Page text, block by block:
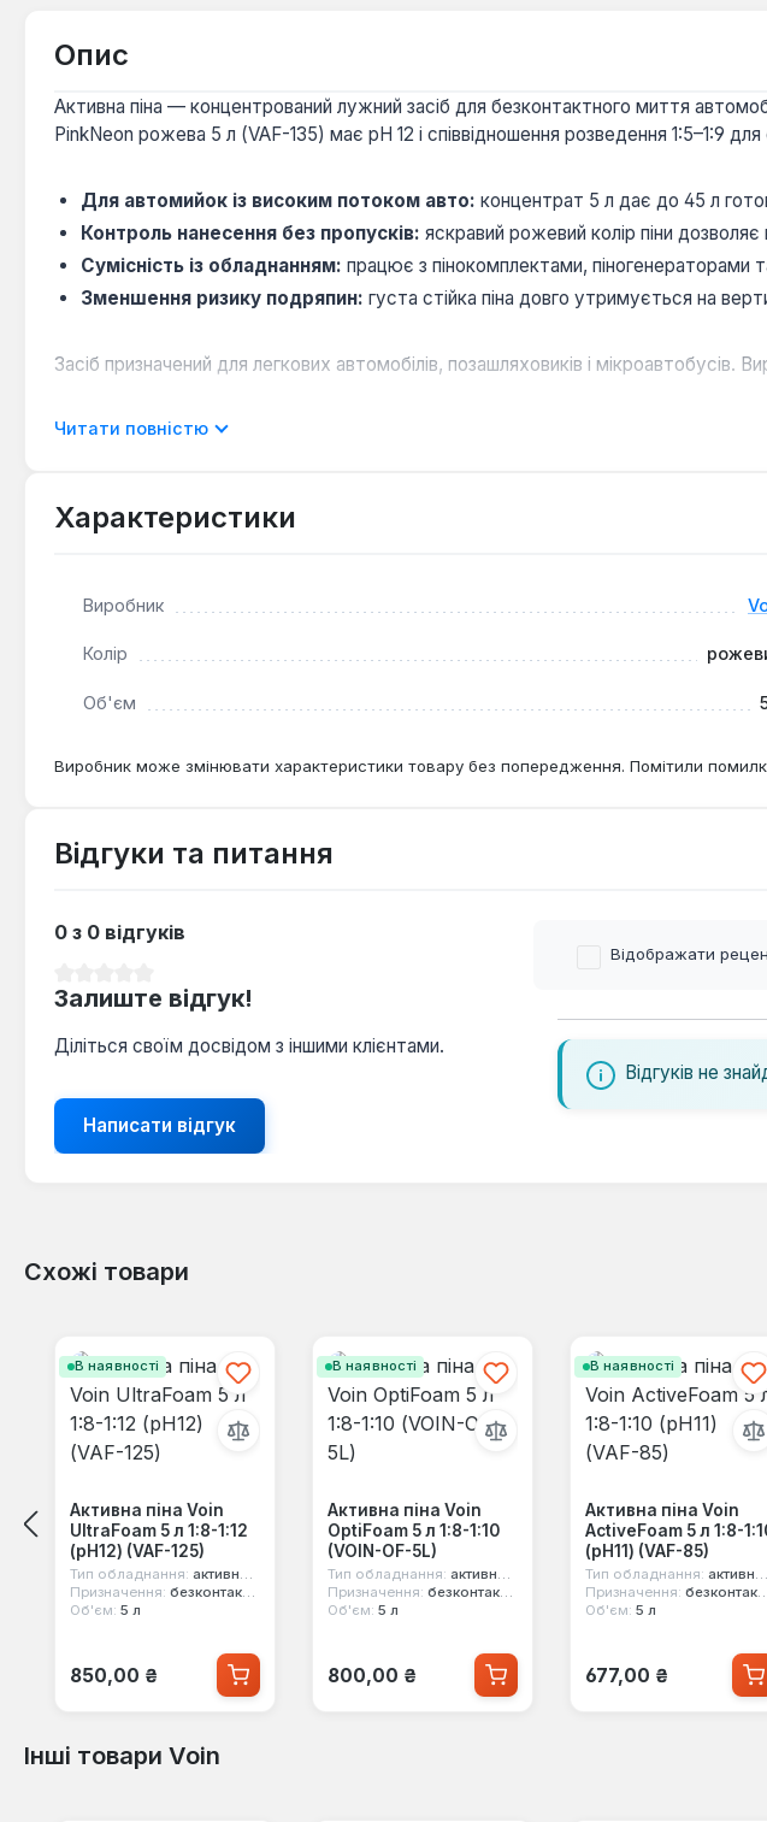
Опис
Активна піна — концентрований лужний засіб для безконтактного миття
PinkNeon рожева 5 л (VAF-135) має pH 12 і співвідношення розведення 1:5–1:9
Для автомийок із високим потоком авто: концентрат 5 л дає до 45 л
Контроль нанесення без пропусків: яскравий рожевий колір піни дозволяє
Сумісність із обладнанням: працює з пінокомплектами,
Зменшення ризику подряпин: густа стійка піна довго утримується на
Засіб призначений для легкових автомобілів, позашляховиків і мікроавтобусів.
обладнання.
Читати повністю
Характеристики
Виробник
Колір
Об'єм
Виробник може змінювати характеристики товару без попередження. Помітили
Відгуки та питання
0 з 0 відгуків
Залиште відгук!
Діліться своїм досвідом з іншими клієнтами.
Написати відгук
Відображати
Відгуків не
Схожі товари
В наявності
Активна піна Voin
UltraFoam 5 л 1:8-1:12
(pH12) (VAF-125)
Тип обладнання: активна піна
Призначення: безконтактне миття
Об'єм: 5 л
Звичайна ціна:
850,00 ₴
В наявності
Активна піна Voin
OptiFoam 5 л 1:8-1:10
(VOIN-OF-5L)
Тип обладнання: активна піна
Призначення: безконтактне миття
Об'єм: 5 л
Звичайна ціна:
800,00 ₴
В наявності
Активна піна Voin
ActiveFoam 5 л 1:8-
(pH11) (VAF-85)
Тип обладнання: активна піна
Призначення: безконтактне миття
Об'єм: 5 л
Звичайна ціна:
677,00 ₴
Інші товари Voin